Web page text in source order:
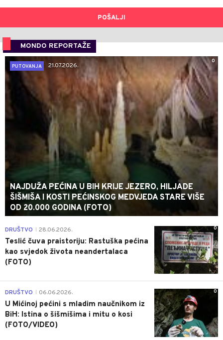
POŠALJI
MONDO REPORTAŽE
0
PUTOVANJA
21.07.2026.
NAJDUŽA PEĆINA U BIH KRIJE JEZERO, HILJADE
ŠIŠMIŠA I KOSTI PEĆINSKOG MEDVJEDA STARE VIŠE
OD 20.000 GODINA (FOTO)
0
DRUŠTVO 28.06.2026.
Teslić čuva praistoriju: Rastuška pećina
kao svjedok života neandertalaca
(FOTO)
0
DRUŠTVO 06.06.2026.
U Mićinoj pećini s mladim naučnikom iz
BiH: Istina o šišmišima i mitu o kosi
(FOTO/VIDEO)